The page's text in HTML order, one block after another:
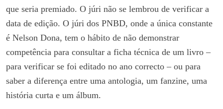
que seria premiado. O júri não se lembrou de verificar a
data de edição. O júri dos PNBD, onde a única constante
é Nelson Dona, tem o hábito de não demonstrar
competência para consultar a ficha técnica de um livro –
para verificar se foi editado no ano correcto – ou para
saber a diferença entre uma antologia, um fanzine, uma
história curta e um álbum.